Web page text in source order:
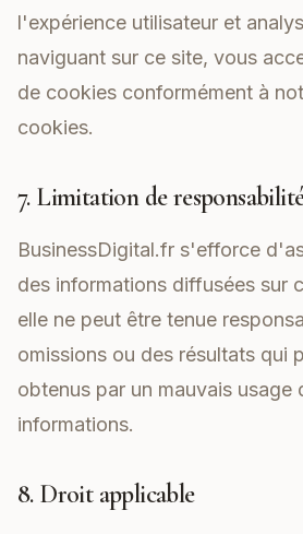
l'expérience utilisateur et
naviguant sur ce site, vous
de cookies conformément à
cookies.
7. Limitation de
BusinessDigital.fr s'efforce
des informations diffusées sur
elle ne peut être tenue
omissions ou des résultats qui
obtenus par un mauvais usage
informations.
8. Droit applicable